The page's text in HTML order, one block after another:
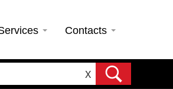
Contacts
X